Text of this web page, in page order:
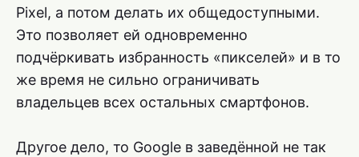
Pixel, а потом делать их общедоступными.
Это позволяет ей одновременно
подчёркивать избранность «пикселей» и в то
же время не сильно ограничивать
владельцев всех остальных смартфонов.
Другое дело, то Google в заведённой не так